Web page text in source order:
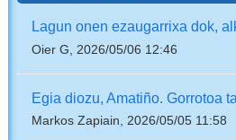
Lagun onen ezaugarrixa dok,
Oier G, 2026/05/06 12:46
Egia diozu, Amatiño. Gorrotoa
Markos Zapiain, 2026/05/05 11:58